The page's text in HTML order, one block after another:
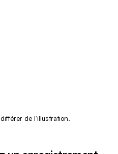
de l’illustration.